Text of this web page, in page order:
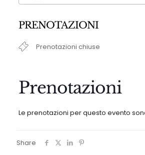
PRENOTAZIONI
Prenotazioni chiuse
Prenotazioni
Le prenotazioni per questo evento
Share